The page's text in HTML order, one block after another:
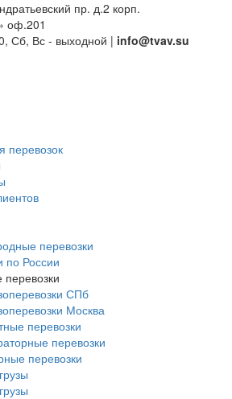
пр. д.2 корп.
оф.201
Сб, Вс - выходной | info@tvav.su
перевозок
перевозки
по России
перевозки
СПб
Москва
перевозки
перевозки
перевозки